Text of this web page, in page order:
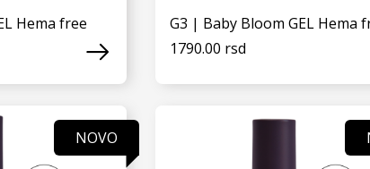
Hema free
G3 | Baby Bloom GEL Hema
1790.00 rsd
NOVO